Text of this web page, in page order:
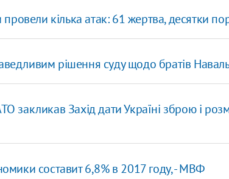
провели кілька атак: 61 жертва, десятки
рішення суду щодо братів
закликав Захід дати Україні зброю і
составит 6,8% в 2017 году, - МВФ